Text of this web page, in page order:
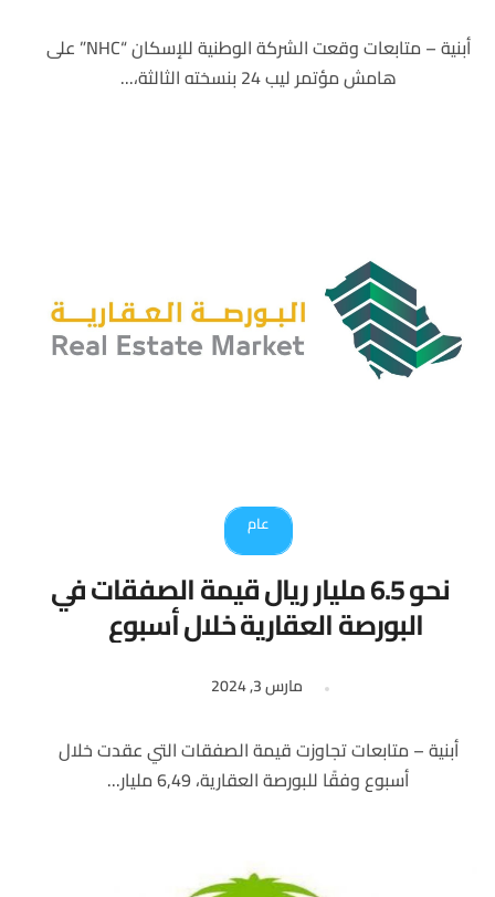
أبنية – متابعات وقعت الشركة الوطنية للإسكان “NHC” على
هامش مؤتمر ليب 24 بنسخته الثالثة،...
عام
نحو 6.5 مليار ريال قيمة الصفقات في
البورصة العقارية خلال أسبوع
مارس 3, 2024
أبنية – متابعات تجاوزت قيمة الصفقات التي عقدت خلال
أسبوع وفقًا للبورصة العقارية، 6,49 مليار...